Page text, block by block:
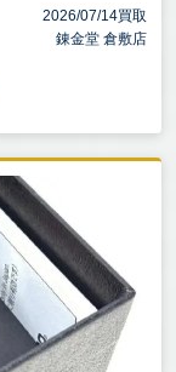
2026/07/14買取
錬金堂 倉敷店